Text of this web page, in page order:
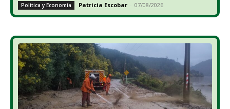
Política y Economía Patricia Escobar - 07/08/2026